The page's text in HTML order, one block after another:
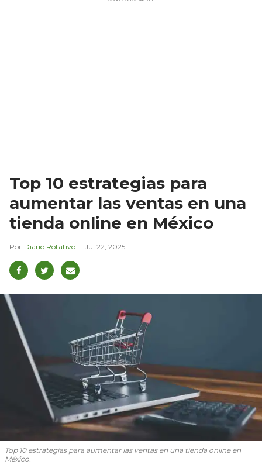
Top 10 estrategias para
aumentar las ventas en una
tienda online en México
Diario Rotativo Jul 22, 2025
Top 10 estrategias para aumentar las ventas en una tienda online en
México.